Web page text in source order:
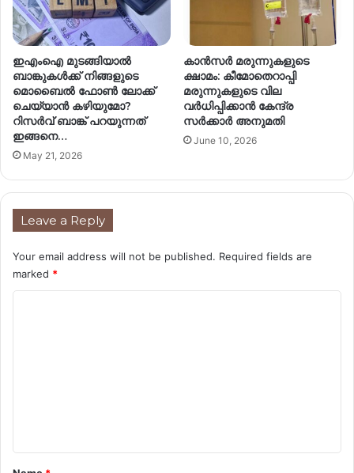
ഇഎംഐ മുടങ്ങിയാൽ
ബാങ്കുകൾക്ക് നിങ്ങളുടെ
മൊബൈൽ ഫോൺ ലോക്ക്
ചെയ്യാൻ കഴിയുമോ?
റിസര്‍വ് ബാങ്ക് പറയുന്നത്
ഇങ്ങനെ…
May 21, 2026
കാൻസർ മരുന്നുകളുടെ
ക്ഷാമം: കീമോതെറാപ്പി
മരുന്നുകളുടെ വില
വർധിപ്പിക്കാൻ കേന്ദ്ര
സർക്കാർ അനുമതി
June 10, 2026
Leave a Reply
Your email address will not be published. Required fields are
marked *
*